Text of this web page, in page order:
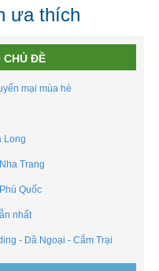
ưa thích
CHỦ ĐỀ
mại mùa hè
Long
Trang
Quốc
nhất
- Dã Ngoại - Cắm Trại